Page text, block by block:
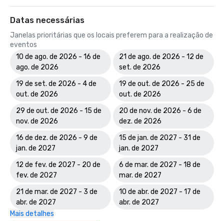
Datas necessárias
Janelas prioritárias que os locais preferem para a realização de
eventos
10 de ago. de 2026 - 16 de
ago. de 2026
21 de ago. de 2026 - 12 de
set. de 2026
19 de set. de 2026 - 4 de
out. de 2026
19 de out. de 2026 - 25 de
out. de 2026
29 de out. de 2026 - 15 de
nov. de 2026
20 de nov. de 2026 - 6 de
dez. de 2026
16 de dez. de 2026 - 9 de
jan. de 2027
15 de jan. de 2027 - 31 de
jan. de 2027
12 de fev. de 2027 - 20 de
fev. de 2027
6 de mar. de 2027 - 18 de
mar. de 2027
21 de mar. de 2027 - 3 de
abr. de 2027
10 de abr. de 2027 - 17 de
abr. de 2027
Mais detalhes